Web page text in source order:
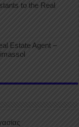
to the Real
Estate Agent –